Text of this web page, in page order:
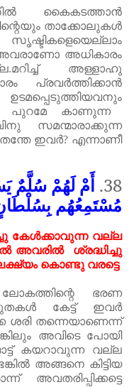
കൈകടത്താൻ
താക്കോലുകൾ
സൃഷ്ടികളെയെല്ലാം
അധികാരം
.മറിച്ച്
അള്ളാഹു
പ്രവർത്തിക്കാൻ
ഉടമപ്പെടുത്തിയവനും
പുറമേ
കാണുന്ന
സമന്മാരാക്കുന്ന
ഇവർ? എന്നാണീ
38. أَمْ لَهُمْ سُلَّمٌ
مُسْتَمِعُهُم
കേൾക്കാവുന്ന വല്ല
അവരിൽ
ശ്രദ്ധിച്ചു
കൊണ്ടു വരട്ടെ
ലോകത്തിന്റെ
ഭരണ
കേട്ട്
ഇവർ
ശരി തന്നെയാണെന്ന്
അവിടെ
പോയി
കയറാവുന്ന
വല്ല
അങ്ങനെ കിട്ടിയ
അവതരിപ്പിക്കട്ടെ